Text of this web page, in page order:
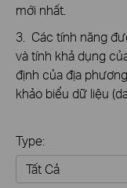
mới nhất.
3. Các tính năng
và tính khả dụng
định của địa
khảo biểu dữ liệu
Type: